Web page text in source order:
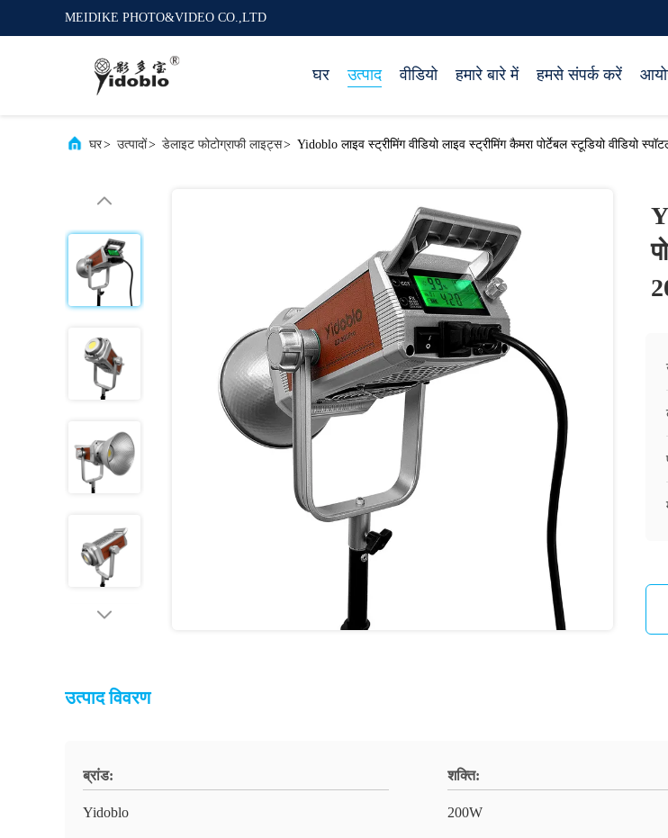
MEIDIKE PHOTO&VIDEO CO.,LTD
घर उत्पाद वीडियो हमारे बारे में हमसे संपर्क करें
घर> उत्पादों> डेलाइट फोटोग्राफी लाइट्स> Yidoblo लाइव स्ट्रीमिंग वीडियो लाइव स्ट्रीमिंग कैमरा पोर्टेबल स्टूडियो वीडियो
उत्पाद विवरण
ब्रांड:
Yidoblo
शक्ति:
200W